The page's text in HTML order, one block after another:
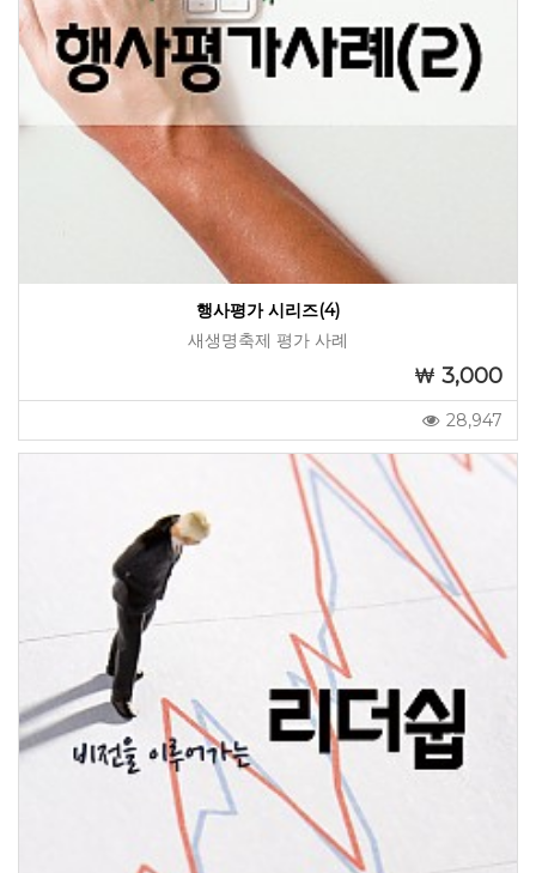
행사평가 시리즈(4)
새생명축제 평가 사례
3,000
28,947